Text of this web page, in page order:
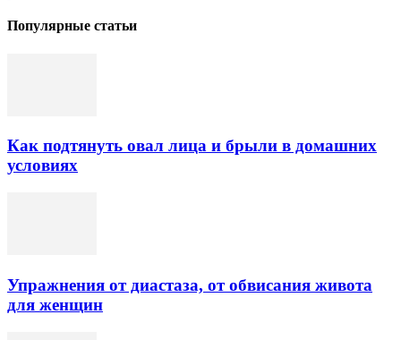
Популярные статьи
Как подтянуть овал лица и брыли в домашних
условиях
Упражнения от диастаза, от обвисания живота
для женщин